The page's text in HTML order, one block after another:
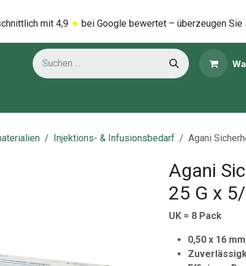
mi​t 4,9 ★ bei Google bewertet – überzeugen Sie
Injektions- & Infusionsbedarf Agani
Agani
25 G x
UK = 8 Pack
0,50 x 16